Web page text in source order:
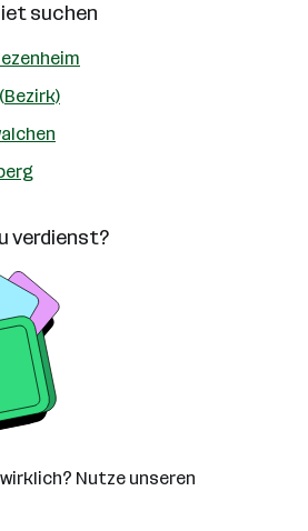
suchen
verdienst?
Nutze unseren